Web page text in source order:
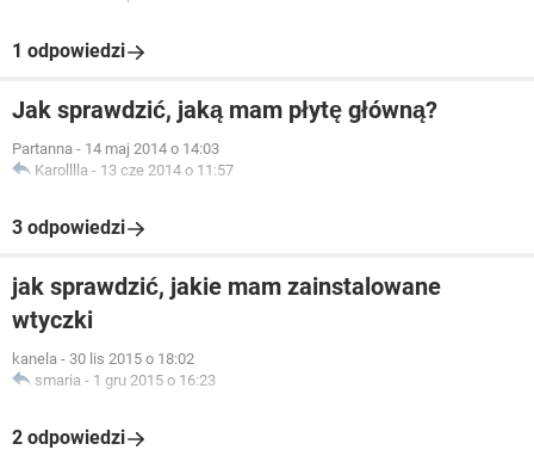
1 odpowiedzi
Jak sprawdzić, jaką mam płytę główną?
Partanna - 14 maj 2014 o 14:03
Karolllla - 13 cze 2014 o 11:57
3 odpowiedzi
jak sprawdzić, jakie mam zainstalowane
wtyczki
kanela - 30 lis 2015 o 18:02
smaria - 1 gru 2015 o 16:23
2 odpowiedzi